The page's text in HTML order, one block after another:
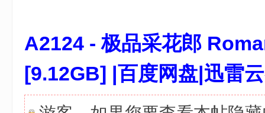
A2124 - 极品采花郎
[9.12GB] |百度网盘|迅雷